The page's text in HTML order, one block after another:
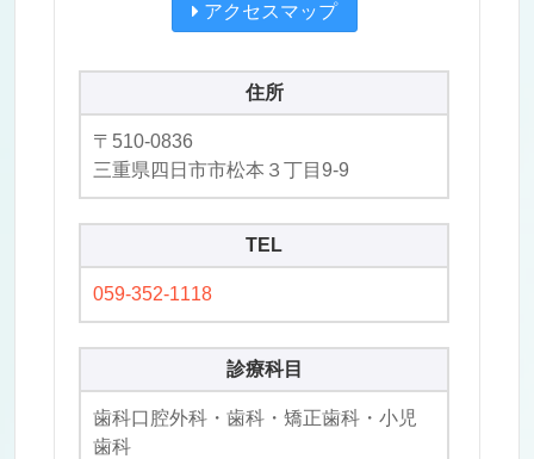
アクセスマップ
住所
〒510-0836
三重県四日市市松本３丁目9-9
TEL
059-352-1118
診療科目
歯科口腔外科・歯科・矯正歯科・小児
歯科